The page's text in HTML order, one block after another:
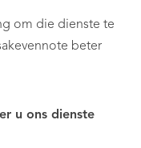
om die dienste te
beter
u ons dienste